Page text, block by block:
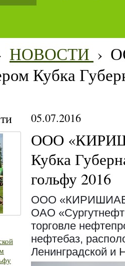
НОВОСТИ ›
Кубка
05.07.2016
ООО
Кубка
гольфу 2016
ООО
ОАО
торговле
нефтебаз,
Ленинградской и